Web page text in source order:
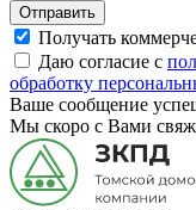
Отправить
Получать
Даю согласие с
обработку
Ваше сообщение
Мы скоро с Вами